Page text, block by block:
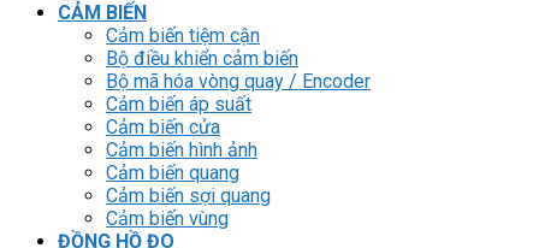
CẢM BIẾN
Cảm biến tiệm cận
Bộ điều khiển cảm biến
Bộ mã hóa vòng quay / Encoder
Cảm biến áp suất
Cảm biến cửa
Cảm biến hình ảnh
Cảm biến quang
Cảm biến sợi quang
Cảm biến vùng
ĐỒNG HỒ ĐO